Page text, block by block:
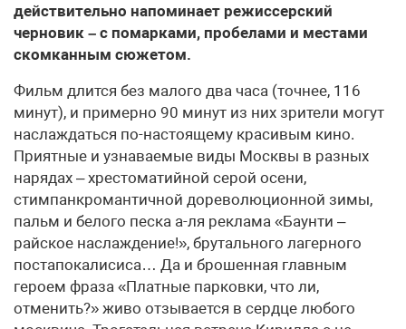
действительно напоминает режиссерский
черновик – с помарками, пробелами и местами
скомканным сюжетом.
Фильм длится без малого два часа (точнее, 116
минут), и примерно 90 минут из них зрители могут
наслаждаться по-настоящему красивым кино.
Приятные и узнаваемые виды Москвы в разных
нарядах – хрестоматийной серой осени,
стимпанкромантичной дореволюционной зимы,
пальм и белого песка а-ля реклама «Баунти –
райское наслаждение!», брутального лагерного
постапокалисиса… Да и брошенная главным
героем фраза «Платные парковки, что ли,
отменить?» живо отзывается в сердце любого